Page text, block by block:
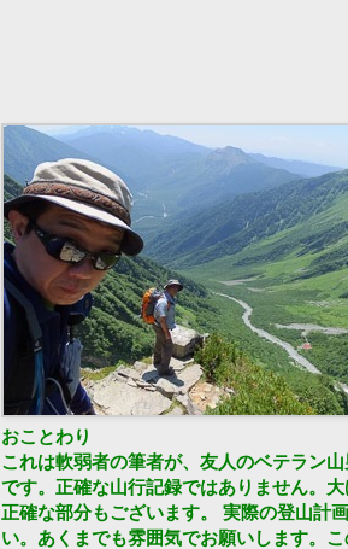
おことわり
これは軟弱者の筆者が、友人のベテラン
です。正確な山行記録ではありません。
正確な部分もございます。 実際の登山計
い。あくまでも雰囲気でお願いします。